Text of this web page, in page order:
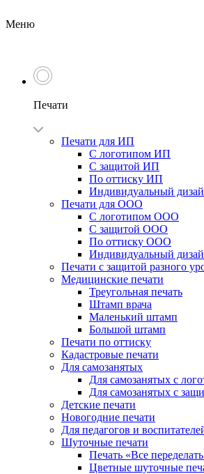
Меню
Печати
Печати для ИП
С логотипом ИП
С защитой ИП
По оттиску ИП
Индивидуальный
Печати для ООО
С логотипом ООО
С защитой ООО
По оттиску ООО
Индивидуальный
Печати с защитой разного
Медицинские печати
Треугольная печать
Штамп врача
Маленький штамп
Большой штамп
Печати по оттиску
Кадастровые печати
Для самозанятых
Для самозанятых с
Для самозанятых с
Детские печати
Новогодние печати
Для педагогов и
Шуточные печати
Печать «Все
Цветные шуточные